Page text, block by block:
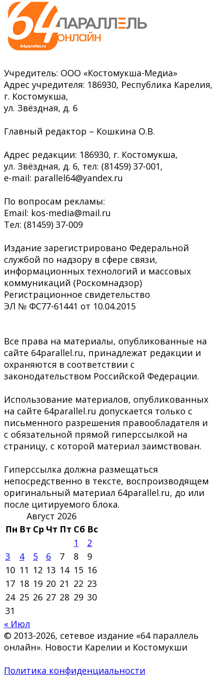
Учредитель: ООО «Костомукша-Медиа»
Адрес учредителя: 186930, Республика Карелия,
г. Костомукша,
ул. Звёздная, д. 6
Главный редактор – Кошкина О.В.
Адрес редакции: 186930, г. Костомукша,
ул. Звёздная, д. 6, тел: (81459) 37-001,
e-mail: parallel64@yandex.ru
По вопросам рекламы:
Email: kos-media@mail.ru
Тел: (81459) 37-009
Издание зарегистрировано Федеральной
службой по надзору в сфере связи,
информационных технологий и массовых
коммуникаций (Роскомнадзор)
Регистрационное свидетельство
ЭЛ № ФС77-61441 от 10.04.2015
Все права на материалы, опубликованные на
сайте 64parallel.ru, принадлежат редакции и
охраняются в соответствии с
законодательством Российской Федерации.
Использование материалов, опубликованных
на сайте 64parallel.ru допускается только с
письменного разрешения правообладателя и
с обязательной прямой гиперссылкой на
страницу, с которой материал заимствован.
Гиперссылка должна размещаться
непосредственно в тексте, воспроизводящем
оригинальный материал 64parallel.ru, до или
после цитируемого блока.
Август 2026
Пн Вт Ср Чт Пт Сб Вс
1
2
3
4 5 6 7 8
9
10 11 12 13 14 15 16
17 18 19 20 21 22 23
24 25 26 27 28 29 30
31
« Июл
© 2013-2026, сетевое издание «64 параллель
онлайн». Новости Карелии и Костомукши
Политика конфиденциальности